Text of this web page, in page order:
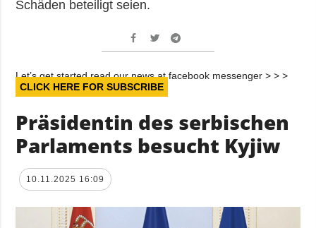
Schäden beteiligt seien.
Let’s get started read our news at facebook messenger > > >
CLICK HERE FOR SUBSCRIBE
Präsidentin des serbischen
Parlaments besucht Kyjiw
10.11.2025 16:09